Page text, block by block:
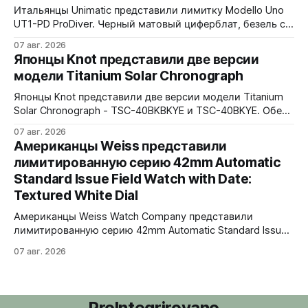
водозащита 100 метров. Ремешки на выбор - чёрный
текстильный, чёрный веганский (BioVeg из
Итальянцы Unimatic представили лимитку Modello Uno
UT1-PD ProDiver. Черный матовый циферблат, безель с
стекло 2,5 мм с антибликом. Крышка с гравировкой
дайверской маски. Соответствует стандарту MIL-STD-
810H. Водозащита 300 метров. 40x41,5 мм Seiko VH31A
кварц На черном каучуковом ремешке
07 авг. 2026
Японцы Knot представили две версии
модели Titanium Solar Chronograph
Японцы Knot представили две версии модели Titanium
Solar Chronograph - TSC-40BKBKYE и TSC-40BKYE. Обе
у TSC-40BKBKYE жёлтые акценты на чёрном
циферблате, у TSC-40BKYE - полностью жёлтый
циферблат. Логотип Knot также выполнен в жёлтом
цвете. Часы продаются в комплекте с силиконовым
ремешком.
07 авг. 2026
Американцы Weiss представили
лимитированную серию 42mm Automatic
Standard Issue Field Watch with Date:
Textured White Dial
Американцы Weiss Watch Company представили
лимитированную серию 42mm Automatic Standard Issue
честь пяти лет работы бренда в Нэшвилле вручную
часовая, минутная и секундная стрелки, подсветка
07 авг. 2026